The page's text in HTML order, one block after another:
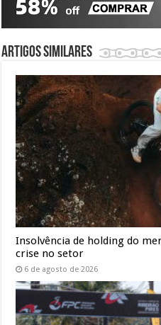
Artigos similares
Insolvência de holding do
crise no setor
6 de agosto de 2026